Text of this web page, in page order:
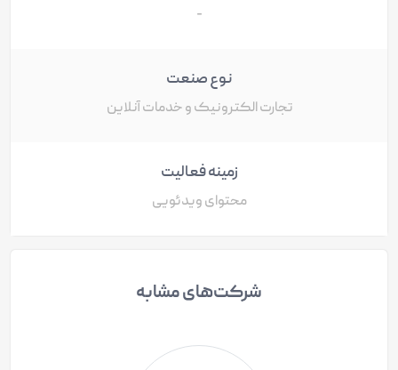
-
نوع صنعت
تجارت الکترونیک و خدمات آنلاین
زمینه فعالیت
محتوای ویدئویی
شرکت‌های مشابه